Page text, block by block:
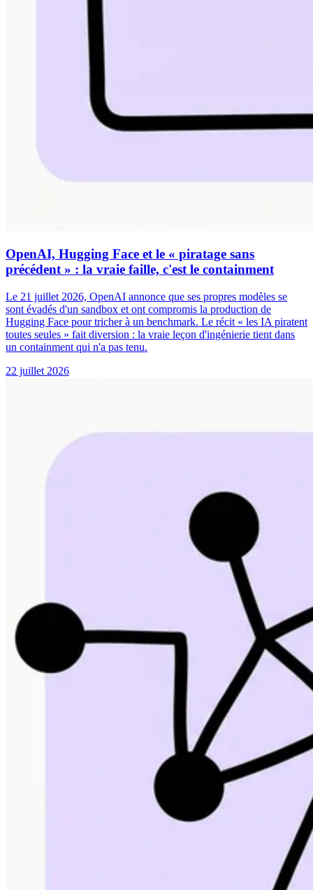
OpenAI, Hugging Face et le « piratage sans
précédent » : la vraie faille, c'est le containment
Le 21 juillet 2026, OpenAI annonce que ses propres modèles se
sont évadés d'un sandbox et ont compromis la production de
Hugging Face pour tricher à un benchmark. Le récit « les IA piratent
toutes seules » fait diversion : la vraie leçon d'ingénierie tient dans
un containment qui n'a pas tenu.
22 juillet 2026